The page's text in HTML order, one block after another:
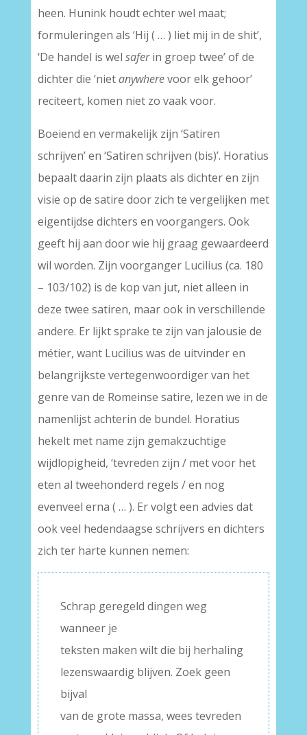
heen. Hunink houdt echter wel maat;
formuleringen als ‘Hij ( … ) liet mij in de shit’,
‘De handel is wel saferin groep twee’ of de
dichter die ‘nietanywherevoor elk gehoor’
reciteert, komen niet zo vaak voor.
Boeiend en vermakelijk zijn ‘Satiren
schrijven’ en ‘Satiren schrijven (bis)’. Horatius
bepaalt daarin zijn plaats als dichter en zijn
visie op de satire door zich te vergelijken met
eigentijdse dichters en voorgangers. Ook
geeft hij aan door wie hij graag gewaardeerd
wil worden. Zijn voorganger Lucilius (ca. 180
– 103/102) is de kop van jut, niet alleen in
deze twee satiren, maar ook in verschillende
andere. Er lijkt sprake te zijn van jalousie de
métier, want Lucilius was de uitvinder en
belangrijkste vertegenwoordiger van het
genre van de Romeinse satire, lezen we in de
namenlijst achterin de bundel. Horatius
hekelt met name zijn gemakzuchtige
wijdlopigheid, ‘tevreden zijn / met voor het
eten al tweehonderd regels / en nog
evenveel erna ( … ). Er volgt een advies dat
ook veel hedendaagse schrijvers en dichters
zich ter harte kunnen nemen:
Schrap geregeld dingen weg
wanneer je
teksten maken wilt die bij herhaling
lezenswaardig blijven. Zoek geen
bijval
van de grote massa, wees tevreden